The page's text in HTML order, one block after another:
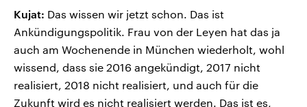
Kujat: Das wissen wir jetzt schon. Das ist
Ankündigungspolitik. Frau von der Leyen hat das ja
auch am Wochenende in München wiederholt, wohl
wissend, dass sie 2016 angekündigt, 2017 nicht
realisiert, 2018 nicht realisiert, und auch für die
Zukunft wird es nicht realisiert werden. Das ist es,